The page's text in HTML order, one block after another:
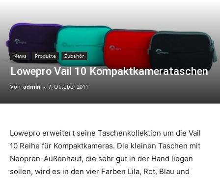
News Produkte Zubehör
Lowepro Vail 10 Kompaktkamerataschen
Von admin - 7. Oktober 2011
Lowepro erweitert seine Taschenkollektion um die Vail
10 Reihe für Kompaktkameras. Die kleinen Taschen mit
Neopren-Außenhaut, die sehr gut in der Hand liegen
sollen, wird es in den vier Farben Lila, Rot, Blau und